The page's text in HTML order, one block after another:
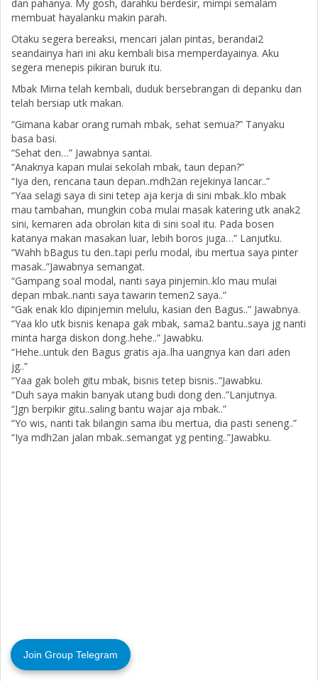
dan pahanya. My gosh, darahku berdesir, mimpi semalam
membuat hayalanku makin parah.
Otaku segera bereaksi, mencari jalan pintas, berandai2
seandainya hari ini aku kembali bisa memperdayainya. Aku
segera menepis pikiran buruk itu.
Mbak Mirna telah kembali, duduk bersebrangan di depanku dan
telah bersiap utk makan.
“Gimana kabar orang rumah mbak, sehat semua?” Tanyaku
basa basi.
“Sehat den…” Jawabnya santai.
“Anaknya kapan mulai sekolah mbak, taun depan?”
“Iya den, rencana taun depan..mdh2an rejekinya lancar..”
“Yaa selagi saya di sini tetep aja kerja di sini mbak..klo mbak
mau tambahan, mungkin coba mulai masak katering utk anak2
sini, kemaren ada obrolan kita di sini soal itu. Pada bosen
katanya makan masakan luar, lebih boros juga…” Lanjutku.
“Wahh bBagus tu den..tapi perlu modal, ibu mertua saya pinter
masak..”Jawabnya semangat.
“Gampang soal modal, nanti saya pinjemin..klo mau mulai
depan mbak..nanti saya tawarin temen2 saya..”
“Gak enak klo dipinjemin melulu, kasian den Bagus..” Jawabnya.
“Yaa klo utk bisnis kenapa gak mbak, sama2 bantu..saya jg nanti
minta harga diskon dong..hehe..” Jawabku.
“Hehe..untuk den Bagus gratis aja..lha uangnya kan dari aden
jg..”
“Yaa gak boleh gitu mbak, bisnis tetep bisnis..”Jawabku.
“Duh saya makin banyak utang budi dong den..”Lanjutnya.
“Jgn berpikir gitu..saling bantu wajar aja mbak..”
“Yo wis, nanti tak bilangin sama ibu mertua, dia pasti seneng..”
“Iya mdh2an jalan mbak..semangat yg penting..”Jawabku.
Join Group Telegram